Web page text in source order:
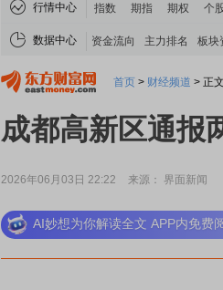
行情中心 指数 期指 期权 个
数据中心 资金流向 主力排名 板块
首页 > 财经频道 > 正文
成都高新区通报
2026年06月03日 22:22 来源： 界面新闻
AI妙想为你解读全文 APP内免费